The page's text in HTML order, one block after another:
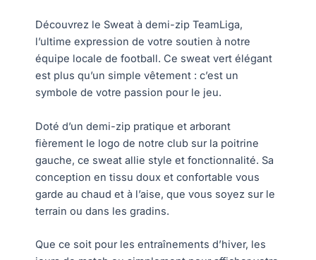
Découvrez le Sweat à demi-zip TeamLiga,
l’ultime expression de votre soutien à notre
équipe locale de football. Ce sweat vert élégant
est plus qu’un simple vêtement : c’est un
symbole de votre passion pour le jeu.
Doté d’un demi-zip pratique et arborant
fièrement le logo de notre club sur la poitrine
gauche, ce sweat allie style et fonctionnalité. Sa
conception en tissu doux et confortable vous
garde au chaud et à l’aise, que vous soyez sur le
terrain ou dans les gradins.
Que ce soit pour les entraînements d’hiver, les